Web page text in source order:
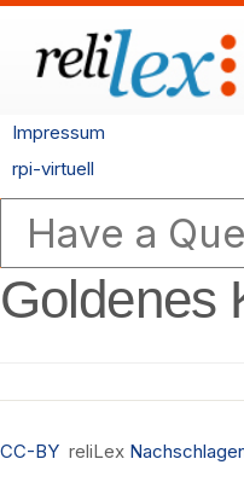
Impressum
rpi-virtuell
Goldenes
CC-BY reliLex